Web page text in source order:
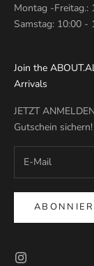
Montag -Freitag.:
Samstag: 10:00 -
Join the
Arrivals
JETZT
Gutschein sichern!